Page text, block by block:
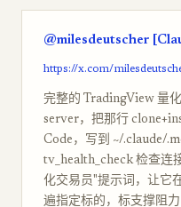
@milesdeutscher
https://x.com/
完整的 TradingView 量
server，把那行
Code，写到 ~/.claude/
tv_health_check 检查连
化交易员"提示词，让它
遍指定标的，标支撑阻